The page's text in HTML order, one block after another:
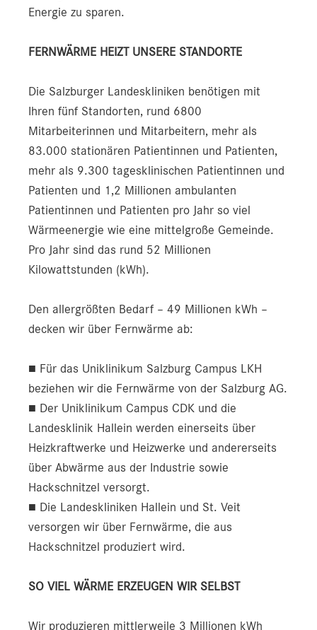
Energie zu sparen.
FERNWÄRME HEIZT UNSERE STANDORTE
Die Salzburger Landeskliniken benötigen mit
Ihren fünf Standorten, rund 6800
Mitarbeiterinnen und Mitarbeitern, mehr als
83.000 stationären Patientinnen und Patienten,
mehr als 9.300 tagesklinischen Patientinnen und
Patienten und 1,2 Millionen ambulanten
Patientinnen und Patienten pro Jahr so viel
Wärmeenergie wie eine mittelgroße Gemeinde.
Pro Jahr sind das rund 52 Millionen
Kilowattstunden (kWh).
Den allergrößten Bedarf – 49 Millionen kWh –
decken wir über Fernwärme ab:
■ Für das Uniklinikum Salzburg Campus LKH
beziehen wir die Fernwärme von der Salzburg AG.
■ Der Uniklinikum Campus CDK und die
Landesklinik Hallein werden einerseits über
Heizkraftwerke und Heizwerke und andererseits
über Abwärme aus der Industrie sowie
Hackschnitzel versorgt.
■ Die Landeskliniken Hallein und St. Veit
versorgen wir über Fernwärme, die aus
Hackschnitzel produziert wird.
SO VIEL WÄRME ERZEUGEN WIR SELBST
Wir produzieren mittlerweile 3 Millionen kWh